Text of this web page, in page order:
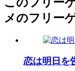
このフリー
メのフリー
恋は明日を